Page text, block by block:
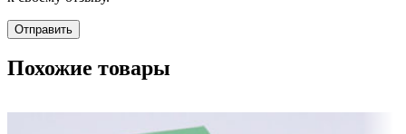
Похожие товары